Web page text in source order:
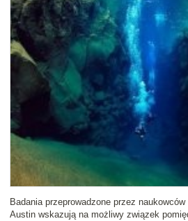
Badania przeprowadzone przez
Austin wskazują na możliwy związek